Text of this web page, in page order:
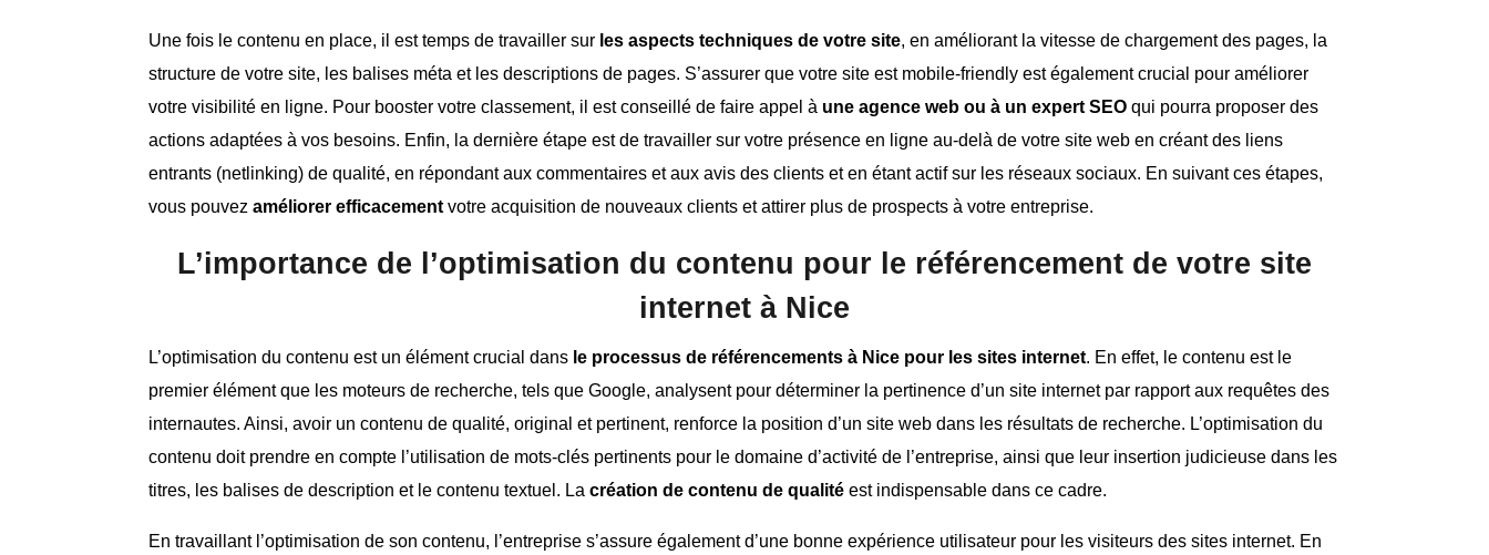
Une fois le contenu en place, il est temps de travailler sur les aspects techniques de votre site, en améliorant la vitesse de chargement des pages, la
structure de votre site, les balises méta et les descriptions de pages. S’assurer que votre site est mobile-friendly est également crucial pour améliorer
votre visibilité en ligne. Pour booster votre classement, il est conseillé de faire appel à une agence web ou à un expert SEO qui pourra proposer des
actions adaptées à vos besoins. Enfin, la dernière étape est de travailler sur votre présence en ligne au-delà de votre site web en créant des liens
entrants (netlinking) de qualité, en répondant aux commentaires et aux avis des clients et en étant actif sur les réseaux sociaux. En suivant ces étapes,
vous pouvez améliorer efficacement votre acquisition de nouveaux clients et attirer plus de prospects à votre entreprise.
L’importance de l’optimisation du contenu pour le référencement de votre site
internet à Nice
L’optimisation du contenu est un élément crucial dans le processus de référencements à Nice pour les sites internet. En effet, le contenu est le
premier élément que les moteurs de recherche, tels que Google, analysent pour déterminer la pertinence d’un site internet par rapport aux requêtes des
internautes. Ainsi, avoir un contenu de qualité, original et pertinent, renforce la position d’un site web dans les résultats de recherche. L’optimisation du
contenu doit prendre en compte l’utilisation de mots-clés pertinents pour le domaine d’activité de l’entreprise, ainsi que leur insertion judicieuse dans les
titres, les balises de description et le contenu textuel. La création de contenu de qualité est indispensable dans ce cadre.
En travaillant l’optimisation de son contenu, l’entreprise s’assure également d’une bonne expérience utilisateur pour les visiteurs des sites internet. En